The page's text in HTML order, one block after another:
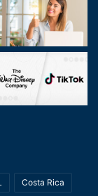
Costa Rica